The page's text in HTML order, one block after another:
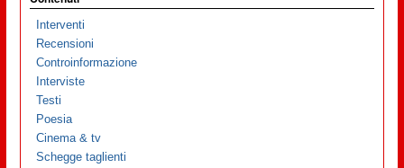
Interventi
Recensioni
Controinformazione
Interviste
Testi
Poesia
Cinema & tv
Schegge taglienti